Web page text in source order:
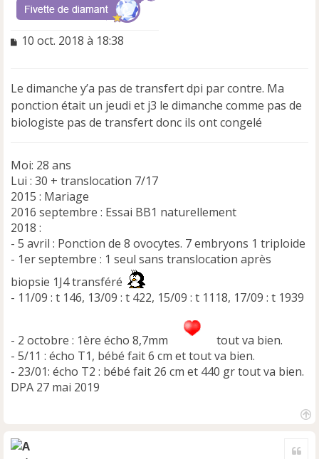
M
a
g
e
n
l
u
10 oct. 2018 à 18:38
Le dimanche y’a pas de transfert dpi par contre. Ma
ponction était un jeudi et j3 le dimanche comme pas de
biologiste pas de transfert donc ils ont congelé
Moi: 28 ans
Lui : 30 + translocation 7/17
2015 : Mariage
2016 septembre : Essai BB1 naturellement
2018 :
- 5 avril : Ponction de 8 ovocytes. 7 embryons 1 triploide
- 1er septembre : 1 seul sans translocation après
biopsie 1J4 transféré
- 11/09 : t 146, 13/09 : t 422, 15/09 : t 1118, 17/09 : t 1939
- 2 octobre : 1ère écho 8,7mm
tout va bien.
- 5/11 : écho T1, bébé fait 6 cm et tout va bien.
- 23/01: écho T2 : bébé fait 26 cm et 440 gr tout va bien.
DPA 27 mai 2019